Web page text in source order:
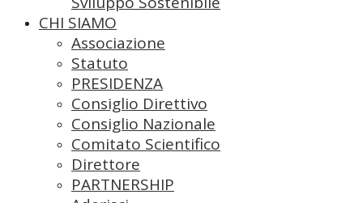
CHI SIAMO
Associazione
Statuto
PRESIDENZA
Consiglio Direttivo
Consiglio Nazionale
Comitato Scientifico
Direttore
PARTNERSHIP